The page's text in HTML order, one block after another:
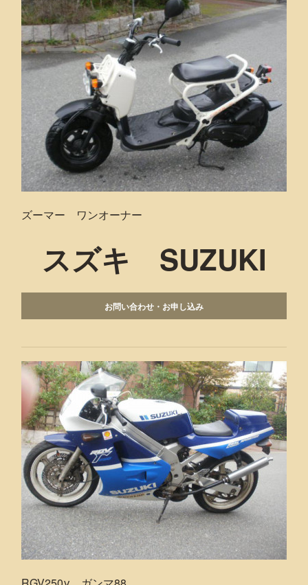
ズーマー ワンオーナー
スズキ SUZUKI
お問い合わせ・お申し込み